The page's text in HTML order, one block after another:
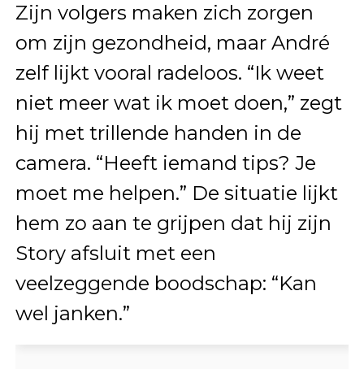
Zijn volgers maken zich zorgen
om zijn gezondheid, maar André
zelf lijkt vooral radeloos. “Ik weet
niet meer wat ik moet doen,” zegt
hij met trillende handen in de
camera. “Heeft iemand tips? Je
moet me helpen.” De situatie lijkt
hem zo aan te grijpen dat hij zijn
Story afsluit met een
veelzeggende boodschap: “Kan
wel janken.”